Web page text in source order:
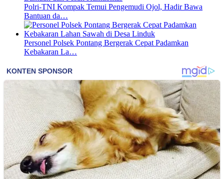
Polri-TNI Kompak Temui Pengemudi Ojol, Hadir Bawa
Bantuan da…
Personel Polsek Pontang Bergerak Cepat Padamkan
Kebakaran La…